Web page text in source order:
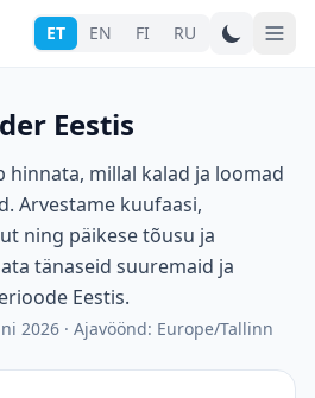
ET EN FI RU
Eestis
hinnata, millal kalad ja loomad
Arvestame kuufaasi,
ning päikese tõusu ja
tänaseid suuremaid ja
Eestis.
2026 · Ajavöönd: Europe/Tallinn